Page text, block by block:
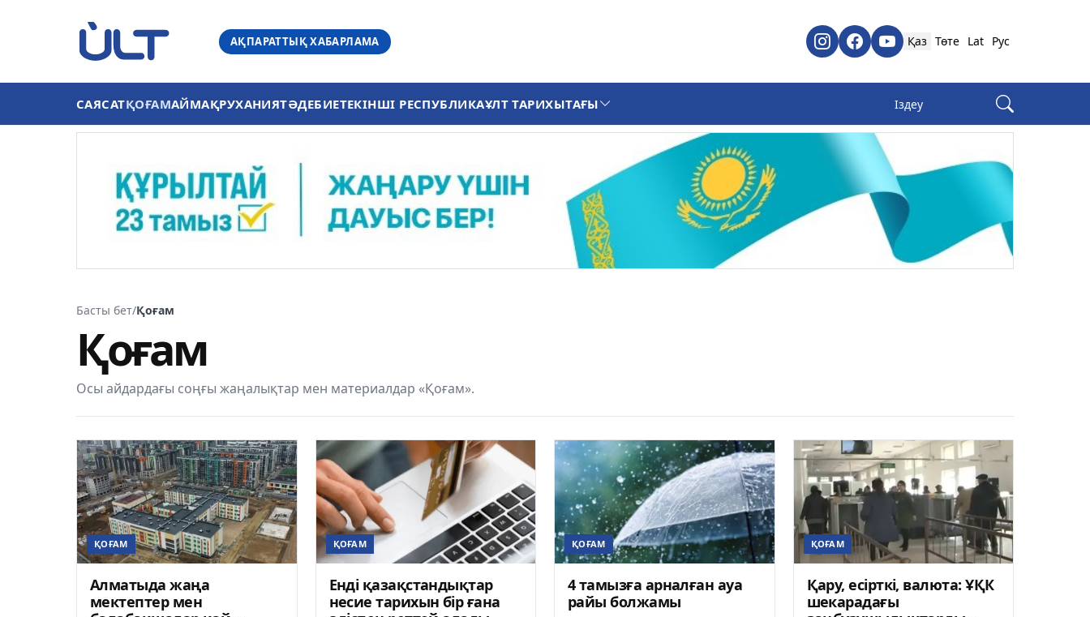
АҚПАРАТТЫҚ ХАБАРЛАМА Қаз Төте Lat Рус
САЯСАТҚОҒАМАЙМАҚРУХАНИЯТӘДЕБИЕТЕКІНШІ РЕСПУБЛИКАҰЛТ ТАРИХЫТАҒЫ
Басты бет/Қоғам
Қоғам
Осы айдардағы соңғы жаңалықтар мен материалдар «Қоғам».
ҚОҒАМ
Алматыда жаңа
мектептер мен
ҚОҒАМ
Енді қазақстандықтар
несие тарихын бір ғана
ҚОҒАМ
4 тамызға арналған ауа
райы болжамы
ҚОҒАМ
Қару, есірткі, валюта: ҰҚК
шекарадағы